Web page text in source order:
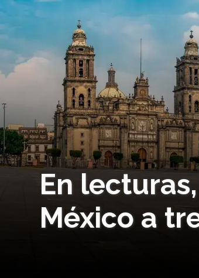
En
México a